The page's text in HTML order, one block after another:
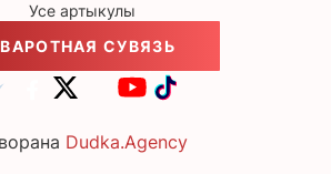
Усе артыкулы
СУВЯЗЬ
Dudka.Agency